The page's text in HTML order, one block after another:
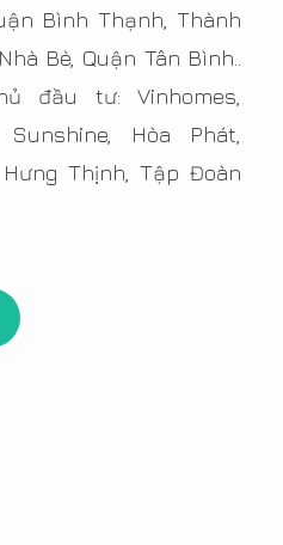
Bình Thạnh, Thành
Bè, Quận Tân Bình..
đầu tư: Vinhomes,
Sunshine, Hòa Phát,
Hưng Thịnh, Tập Đoàn